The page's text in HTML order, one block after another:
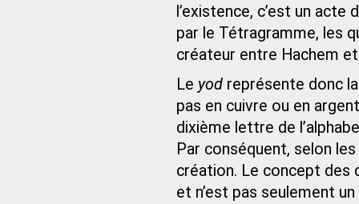
l’existence, c’est un
par le Tétragramme, les
créateur entre Hachem et
Le yod représente donc
pas en cuivre ou en
dixième lettre de
Par conséquent, selon
création. Le concept des
et n’est pas seulement